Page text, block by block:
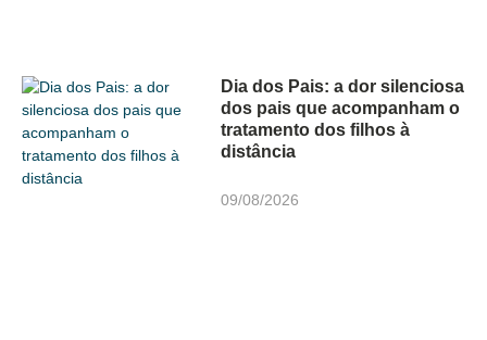
Dia dos Pais: a dor silenciosa
dos pais que acompanham o
tratamento dos filhos à
distância
09/08/2026